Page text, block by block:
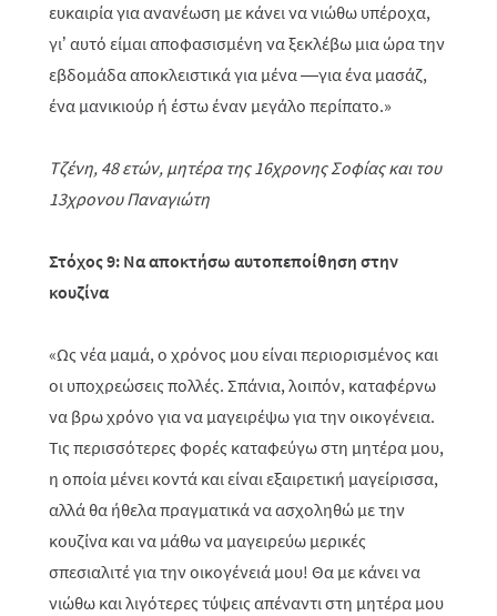
ευκαιρία για ανανέωση με κάνει να νιώθω υπέροχα,
γι’ αυτό είμαι αποφασισμένη να ξεκλέβω μια ώρα την
εβδομάδα αποκλειστικά για μένα —για ένα μασάζ,
ένα μανικιούρ ή έστω έναν μεγάλο περίπατο.»
Τζένη, 48 ετών, μητέρα της 16χρονης Σοφίας και του
13χρονου Παναγιώτη
Στόχος 9: Να αποκτήσω αυτοπεποίθηση στην
κουζίνα
«Ως νέα μαμά, ο χρόνος μου είναι περιορισμένος και
οι υποχρεώσεις πολλές. Σπάνια, λοιπόν, καταφέρνω
να βρω χρόνο για να μαγειρέψω για την οικογένεια.
Τις περισσότερες φορές καταφεύγω στη μητέρα μου,
η οποία μένει κοντά και είναι εξαιρετική μαγείρισσα,
αλλά θα ήθελα πραγματικά να ασχοληθώ με την
κουζίνα και να μάθω να μαγειρεύω μερικές
σπεσιαλιτέ για την οικογένειά μου! Θα με κάνει να
νιώθω και λιγότερες τύψεις απέναντι στη μητέρα μου